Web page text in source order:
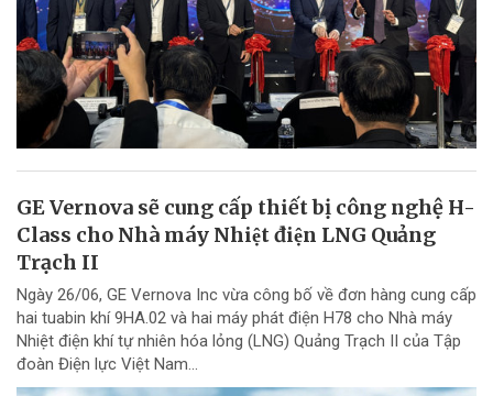
GE Vernova sẽ cung cấp thiết bị công nghệ H-
Class cho Nhà máy Nhiệt điện LNG Quảng
Trạch II
Ngày 26/06, GE Vernova Inc vừa công bố về đơn hàng cung cấp
hai tuabin khí 9HA.02 và hai máy phát điện H78 cho Nhà máy
Nhiệt điện khí tự nhiên hóa lỏng (LNG) Quảng Trạch II của Tập
đoàn Điện lực Việt Nam...